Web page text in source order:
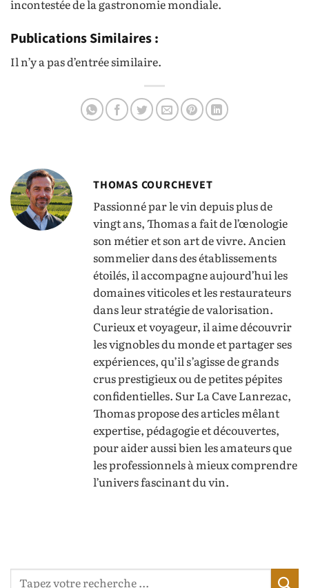
incontestée de la gastronomie mondiale.
Publications Similaires :
Il n’y a pas d’entrée similaire.
THOMAS COURCHEVET
Passionné par le vin depuis plus de
vingt ans, Thomas a fait de l’œnologie
son métier et son art de vivre. Ancien
sommelier dans des établissements
étoilés, il accompagne aujourd’hui les
domaines viticoles et les restaurateurs
dans leur stratégie de valorisation.
Curieux et voyageur, il aime découvrir
les vignobles du monde et partager ses
expériences, qu’il s’agisse de grands
crus prestigieux ou de petites pépites
confidentielles. Sur La Cave Lanrezac,
Thomas propose des articles mêlant
expertise, pédagogie et découvertes,
pour aider aussi bien les amateurs que
les professionnels à mieux comprendre
l’univers fascinant du vin.